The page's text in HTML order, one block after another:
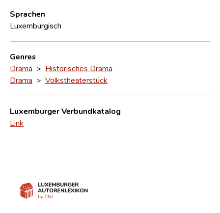
Sprachen
Luxemburgisch
Genres
Drama > Historisches Drama
Drama > Volkstheaterstück
Luxemburger Verbundkatalog
Link